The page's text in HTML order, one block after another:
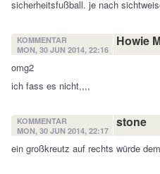
sicherheitsfußball. je nach
KOMMENTAR
MON, 30 JUN 2014, 22:16
Howie
omg2
ich fass es nicht,,,,
KOMMENTAR
MON, 30 JUN 2014, 22:17
stone
ein großkreutz auf rechts würde